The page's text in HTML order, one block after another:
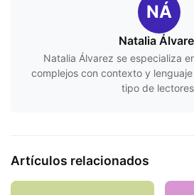
NÁ
Natalia
Natalia Álvarez se especializa
complejos con contexto y
tipo de
Artículos relacionados